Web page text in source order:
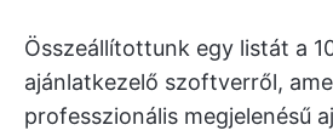
Összeállítottunk egy listát a
ajánlatkezelő szoftverről,
professzionális megjelenésű